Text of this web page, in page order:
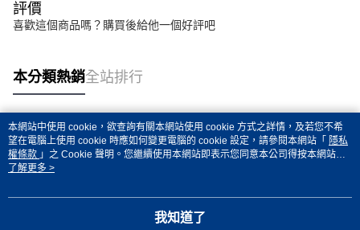
評價
喜歡這個商品嗎？購買後給他一個好評吧
本分類熱銷全站排行
熱門標籤
本網站中使用 cookie，欲查詢有關本網站使用 cookie 方式之詳情，及若您不希
望在電腦上使用 cookie 時應如何變更電腦的 cookie 設定，請參閱本網站「 隱私
權條款 」之 Cookie 聲明。您繼續使用本網站即表示您同意本公司得按本網站使
用條款之 Cookie 聲明使用 cookie。
了解更多 >
我知道了